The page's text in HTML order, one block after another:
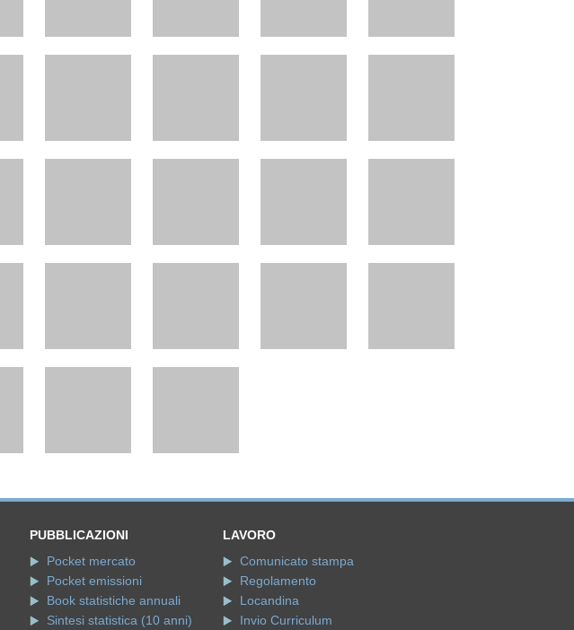
PUBBLICAZIONI
Pocket mercato
Pocket emissioni
Book statistiche annuali
Sintesi statistica (10 anni)
LAVORO
Comunicato stampa
Regolamento
Locandina
Invio Curriculum